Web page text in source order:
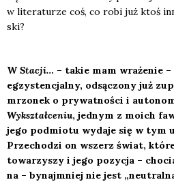
w lite­ra­tu­rze coś, co robi już ktoś
ski?
WSta­cji… – takie mam wra­że­nie
egzy­sten­cjal­ny, odsą­czo­ny już
mrzo­nek o pry­wat­no­ści i
Wykształ­ce­niu, jed­nym z moich
jego pod­mio­tu wyda­je się w tym
Prze­cho­dzi on wszerz świat,
towa­rzy­szy i jego pozy­cja –
na – bynaj­mniej nie jest